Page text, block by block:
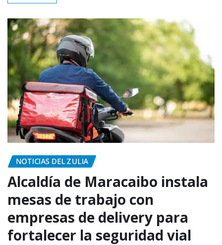
NOTICIAS DEL ZULIA
Alcaldía de Maracaibo instala
mesas de trabajo con
empresas de delivery para
fortalecer la seguridad vial